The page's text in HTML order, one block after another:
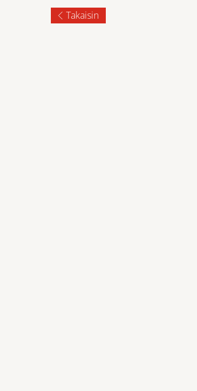
Takaisin